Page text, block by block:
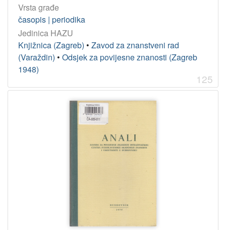
Vrsta građe
časopis | periodika
Jedinica HAZU
Knjižnica (Zagreb) • Zavod za znanstveni rad
(Varaždin) • Odsjek za povijesne znanosti (Zagreb
1948)
125